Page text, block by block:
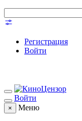
Регистрация
Войти
Войти
× Меню